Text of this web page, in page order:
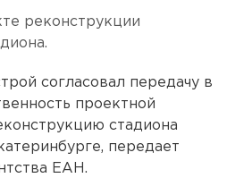
реконструкции
согласовал передачу в
проектной
стадиона
передает
ЕАН.